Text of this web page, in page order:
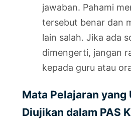
jawaban. Pahami
tersebut benar dan
lain salah. Jika ada
dimengerti, jangan
kepada guru atau
Mata Pelajaran yang
Diujikan dalam PAS